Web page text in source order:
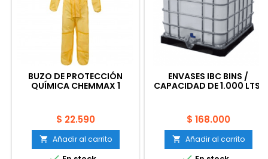
BUZO DE PROTECCIÓN
QUÍMICA CHEMMAX 1
Precio
$ 22.590
 Añadir al carrito
ENVASES IBC BINS /
CAPACIDAD DE 1.000 LTS.
Precio
$ 168.000
 Añadir al carrito